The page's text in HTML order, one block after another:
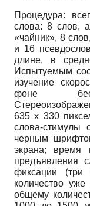
Процедура:
слова: 8 слов,
«чайник», 8
и 16
длине, в
Испытуемым
изучение
фоне
635 х 330
слова-стимулы
черным
экрана; время
предъявления
фиксации
количество
общему